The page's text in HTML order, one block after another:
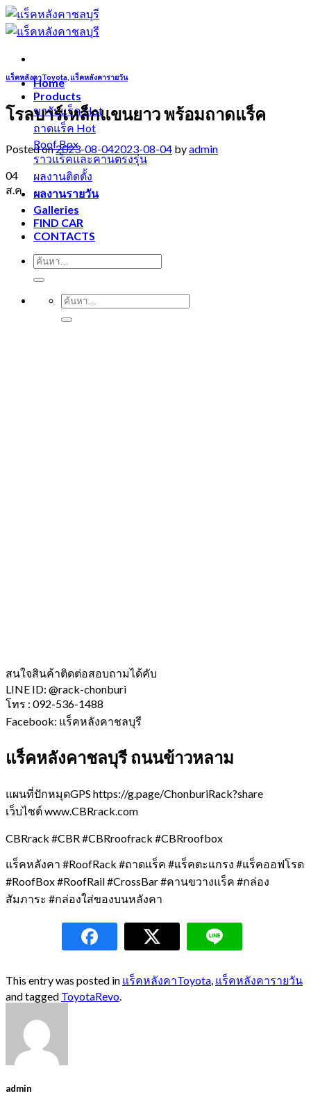
Skip
to
content
Home
Products
ขาจับแร็ค
ถาดแร็ค
Roof Box
ราวแร็คและคานตรงรุ่น
ผลงานติดตั้ง
ผลงานรายวัน
Galleries
FIND CAR
CONTACTS
แร็คหลังคาToyota แร็คหลังคารายวัน
โรลบาร์เหล็กแขนยาว พร้อมถาดแร็ค
Posted on2023-08-042023-08-04 byadmin
04
ส.ค.
สนใจสินค้าติดต่อสอบถามได้คับ
LINE ID: @rack-chonburi
โทร : 092-536-1488
Facebook: แร็คหลังคาชลบุรี
แร็คหลังคาชลบุรี ถนนข้าวหลาม
แผนที่ปักหมุดGPS https://g.page/ChonburiRack?share
เว็บไซต์ www.CBRrack.com
CBRrack #CBR #CBRroofrack #CBRroofbox
แร็คหลังคา #RoofRack #ถาดแร็ค #แร็คตะแกรง #แร็คออฟโรด
#RoofBox #RoofRail #CrossBar #คานขวางแร็ค #กล่อง
สัมภาระ #กล่องใส่ของบนหลังคา
This entry was posted in แร็คหลังคาToyota แร็คหลังคารายวัน
and tagged ToyotaRevo
admin